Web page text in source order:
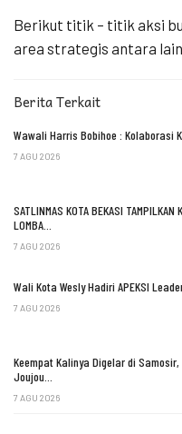
Berikut titik – titik aksi
area strategis antara
Berita Terkait
Wawali Harris Bobihoe : Kolaborasi
7 AGU 2026
SATLINMAS KOTA BEKASI TAMPILKAN
LOMBA…
7 AGU 2026
Wali Kota Wesly Hadiri APEKSI
7 AGU 2026
Keempat Kalinya Digelar di
Joujou…
7 AGU 2026